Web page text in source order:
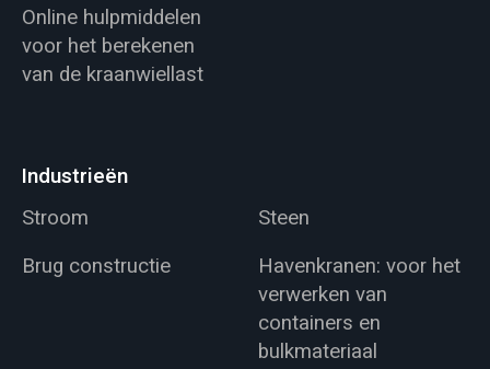
Online hulpmiddelen
voor het berekenen
van de kraanwiellast
Industrieën
Stroom
Steen
Brug constructie
Havenkranen: voor het
verwerken van
containers en
bulkmateriaal